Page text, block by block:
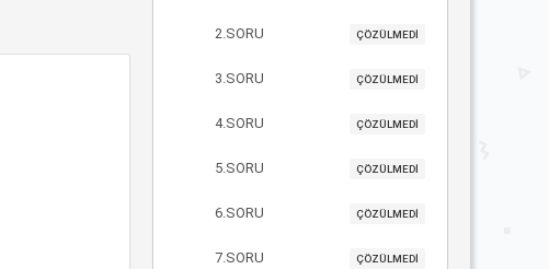
2.SORU ÇÖZÜLMEDİ
3.SORU ÇÖZÜLMEDİ
4.SORU ÇÖZÜLMEDİ
5.SORU ÇÖZÜLMEDİ
6.SORU ÇÖZÜLMEDİ
7.SORU ÇÖZÜLMEDİ